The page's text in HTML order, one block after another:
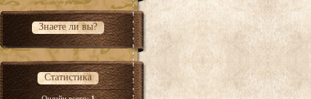
Знаете ли вы?
Статистика